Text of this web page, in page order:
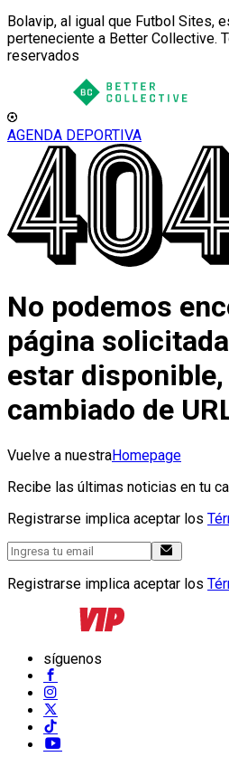
Bolavip, al igual que Futbol Sites,
perteneciente a Better Collective.
reservados
AGENDA DEPORTIVA
No podemos
página
estar
cambiado de
Vuelve a nuestraHomepage
Recibe las últimas noticias en tu
Registrarse implica aceptar los
Registrarse implica aceptar los
síguenos